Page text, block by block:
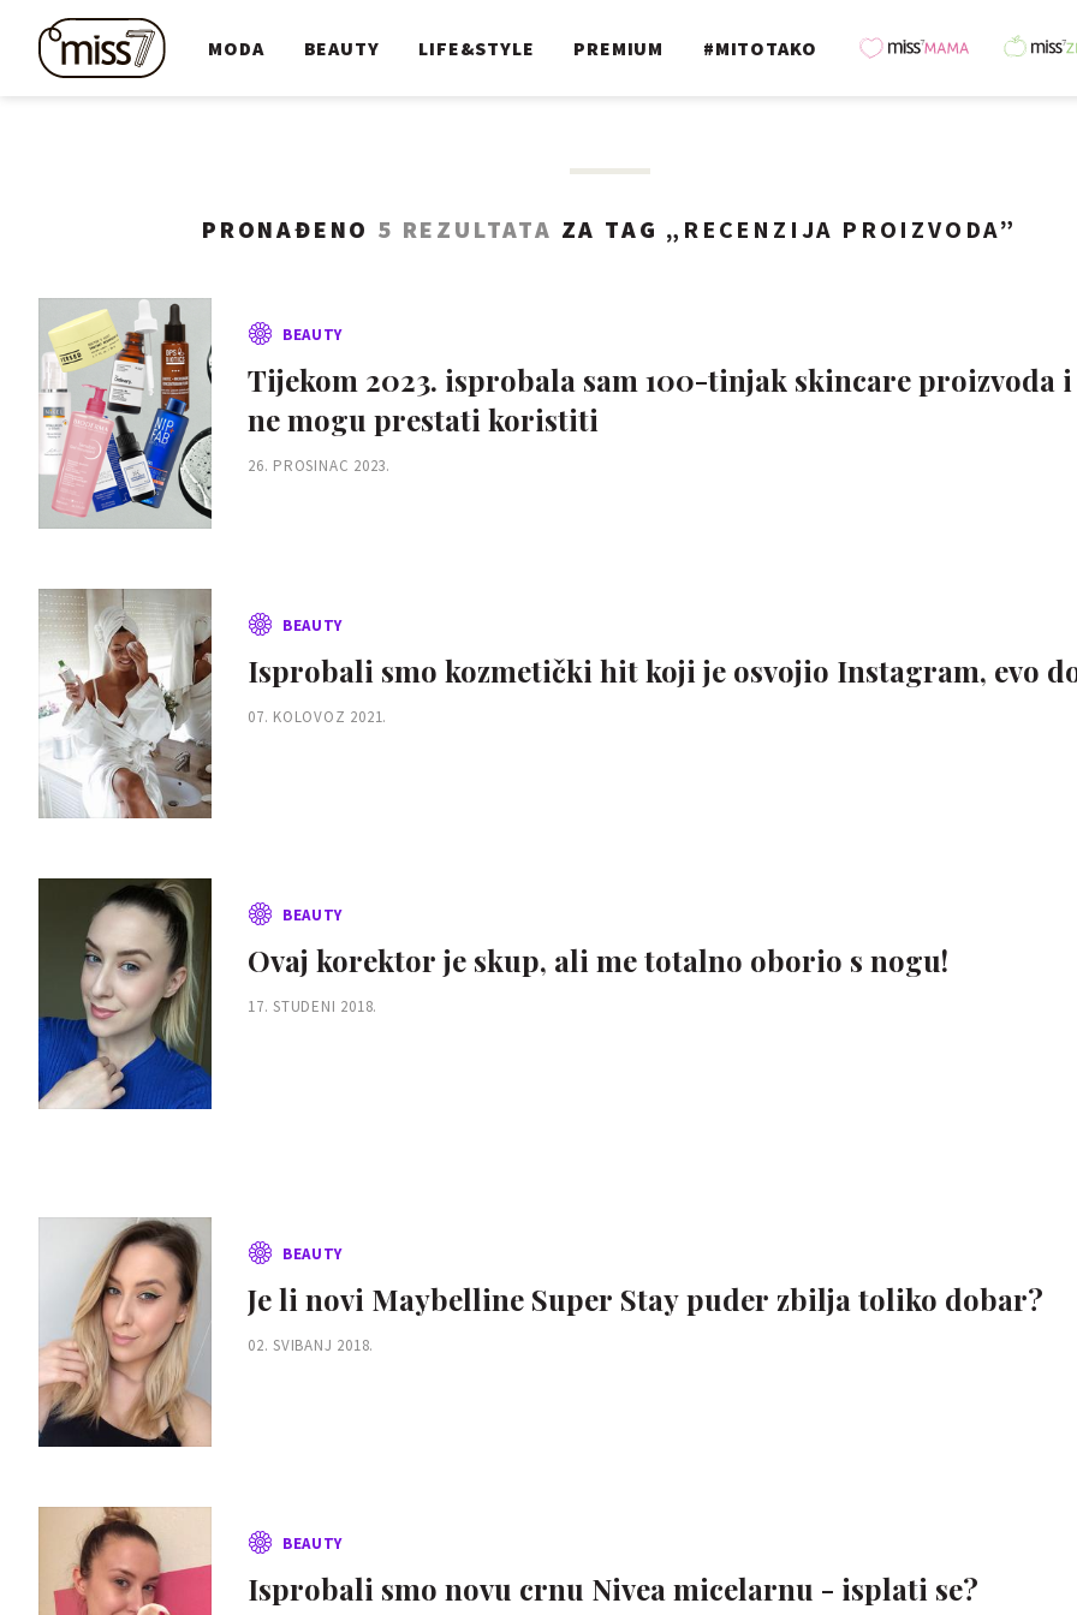
MODA BEAUTY LIFE&STYLE PREMIUM #MITOTAKO
PRONAĐENO 5 REZULTATA ZA TAG „ RECENZIJA PROIZVODA”
BEAUTY
Tijekom 2023. isprobala sam 100-tinjak skincare proizvoda
ne mogu prestati koristiti
26. PROSINAC 2023.
BEAUTY
Isprobali smo kozmetički hit koji je osvojio Instagram, evo
07. KOLOVOZ 2021.
BEAUTY
Ovaj korektor je skup, ali me totalno oborio s nogu!
17. STUDENI 2018.
BEAUTY
Je li novi Maybelline Super Stay puder zbilja toliko dobar?
02. SVIBANJ 2018.
BEAUTY
Isprobali smo novu crnu Nivea micelarnu - isplati se?